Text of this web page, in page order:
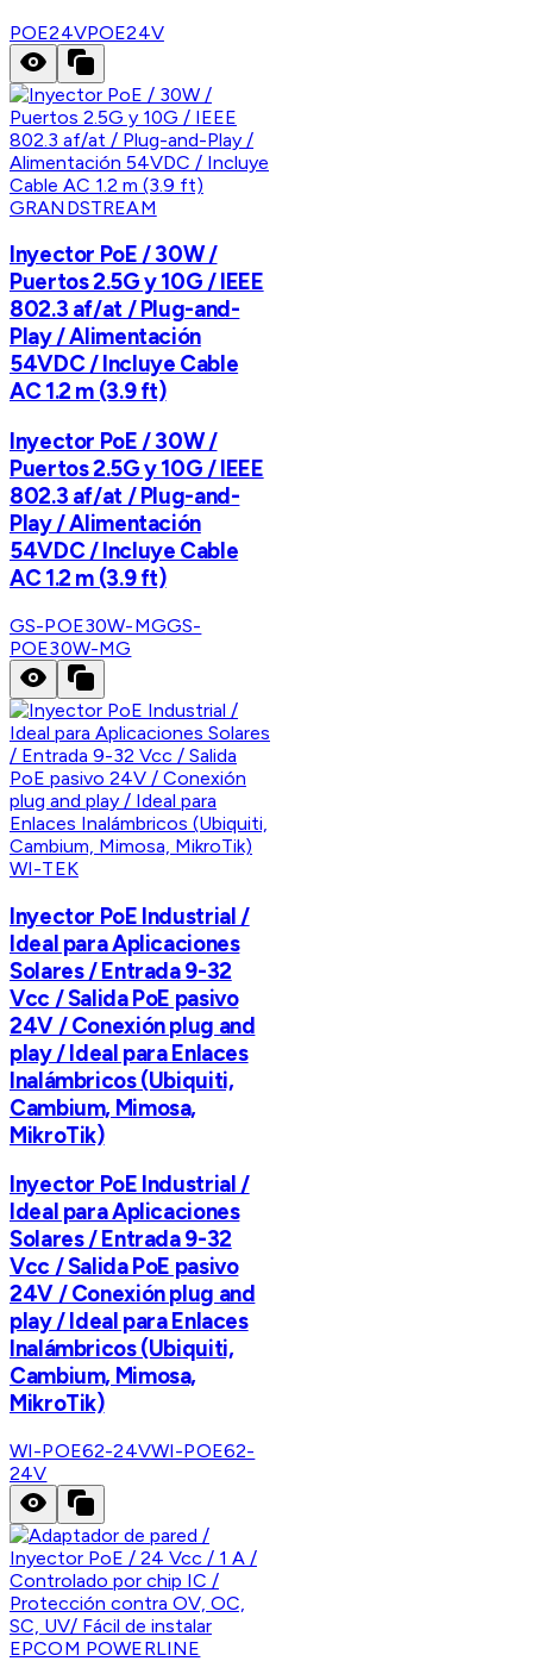
POE24VPOE24V
GRANDSTREAM
Inyector PoE / 30W /
Puertos 2.5G y 10G / IEEE
802.3 af/at / Plug-and-
Play / Alimentación
54VDC / Incluye Cable
AC 1.2 m (3.9 ft)
Inyector PoE / 30W /
Puertos 2.5G y 10G / IEEE
802.3 af/at / Plug-and-
Play / Alimentación
54VDC / Incluye Cable
AC 1.2 m (3.9 ft)
GS-POE30W-MGGS-
POE30W-MG
WI-TEK
Inyector PoE Industrial /
Ideal para Aplicaciones
Solares / Entrada 9-32
Vcc / Salida PoE pasivo
24V / Conexión plug and
play / Ideal para Enlaces
Inalámbricos (Ubiquiti,
Cambium, Mimosa,
MikroTik)
Inyector PoE Industrial /
Ideal para Aplicaciones
Solares / Entrada 9-32
Vcc / Salida PoE pasivo
24V / Conexión plug and
play / Ideal para Enlaces
Inalámbricos (Ubiquiti,
Cambium, Mimosa,
MikroTik)
WI-POE62-24VWI-POE62-
24V
EPCOM POWERLINE